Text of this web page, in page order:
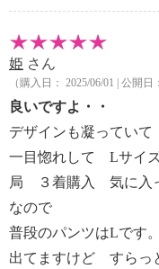
姫 さん
（購入日： 2025/06/01 | 公開日
良いですよ・・
デザインも凝ってい
一目惚れして Lサイ
局 ３着購入 気に入
なので
普段のパンツはLです
出てますけど すらっ